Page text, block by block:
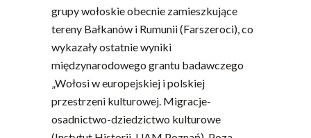
grupy wołoskie obecnie zamieszkujące
tereny Bałkanów i Rumunii (Farszeroci), co
wykazały ostatnie wyniki
międzynarodowego grantu badawczego
„Wołosi w europejskiej i polskiej
przestrzeni kulturowej. Migracje-
osadnictwo-dziedzictwo kulturowe